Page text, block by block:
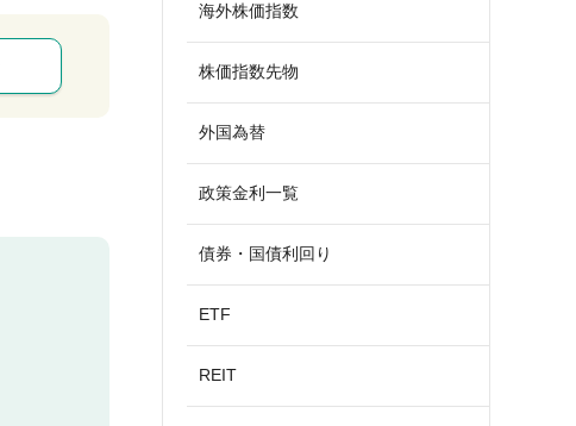
海外株価指数
株価指数先物
外国為替
政策金利一覧
債券・国債利回り
ETF
REIT